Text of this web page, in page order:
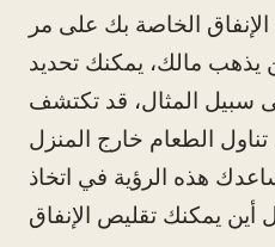
الخاصة بك على مر
يذهب مالك، يمكنك تحديد
سبيل المثال، قد تكتشف
تناول الطعام خارج المنزل
هذه الرؤية في اتخاذ